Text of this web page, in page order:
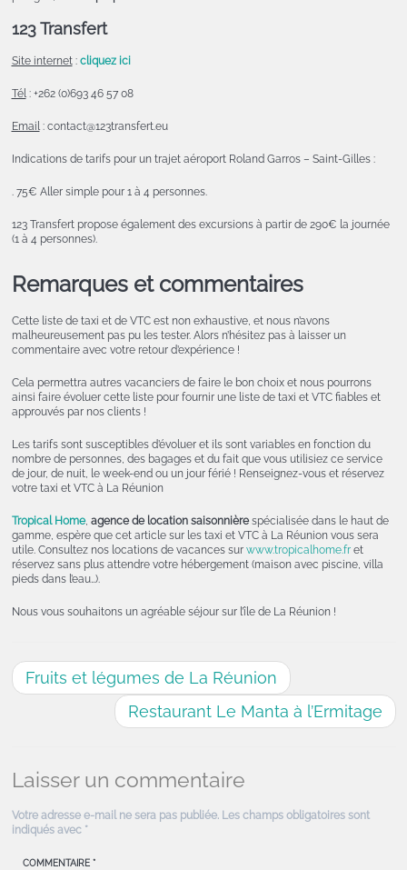
123 Transfert
Site internet: cliquez ici
Tél: +262 (0)693 46 57 08
Email: contact@123transfert.eu
Indications de tarifs pour un trajet aéroport Roland Garros – Saint-Gilles :
. 75€ Aller simple pour 1 à 4 personnes.
123 Transfert propose également des excursions à partir de 290€ la journée
(1 à 4 personnes).
Remarques et commentaires
Cette liste de taxi et de VTC est non exhaustive, et nous n’avons
malheureusement pas pu les tester. Alors n’hésitez pas à laisser un
commentaire avec votre retour d’expérience !
Cela permettra autres vacanciers de faire le bon choix et nous pourrons
ainsi faire évoluer cette liste pour fournir une liste de taxi et VTC fiables et
approuvés par nos clients !
Les tarifs sont susceptibles d’évoluer et ils sont variables en fonction du
nombre de personnes, des bagages et du fait que vous utilisiez ce service
de jour, de nuit, le week-end ou un jour férié ! Renseignez-vous et réservez
votre taxi et VTC à La Réunion
Tropical Home, agence de location saisonnièrespécialisée dans le haut de
gamme, espère que cet article sur les taxi et VTC à La Réunion vous sera
utile. Consultez nos locations de vacances sur www.tropicalhome.fret
réservez sans plus attendre votre hébergement (maison avec piscine, villa
pieds dans l’eau…).
Nous vous souhaitons un agréable séjour sur l’île de La Réunion !
Fruits et légumes de La Réunion
Restaurant Le Manta à l’Ermitage
Laisser un commentaire
Votre adresse e-mail ne sera pas publiée. Les champs obligatoires sont
indiqués avec *
COMMENTAIRE *